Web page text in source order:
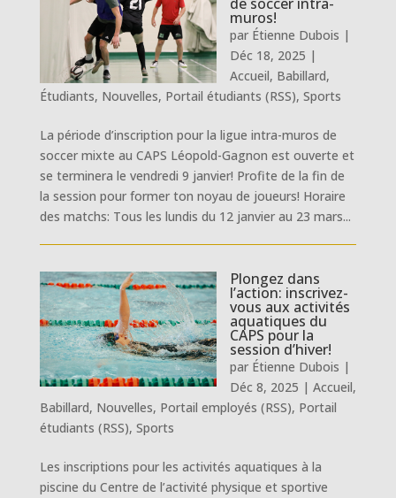
muros!
par Étienne Dubois |
Déc 18, 2025 |
Accueil, Babillard,
Étudiants, Nouvelles, Portail étudiants (RSS), Sports
La période d’inscription pour la ligue intra-muros de
soccer mixte au CAPS Léopold-Gagnon est ouverte et
se terminera le vendredi 9 janvier! Profite de la fin de
la session pour former ton noyau de joueurs! Horaire
des matchs: Tous les lundis du 12 janvier au 23 mars...
Plongez dans
l’action: inscrivez-
vous aux activités
aquatiques du
CAPS pour la
session d’hiver!
par Étienne Dubois |
Déc 8, 2025 | Accueil,
Babillard, Nouvelles, Portail employés (RSS), Portail
étudiants (RSS), Sports
Les inscriptions pour les activités aquatiques à la
piscine du Centre de l’activité physique et sportive